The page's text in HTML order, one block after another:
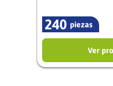
piezas
240
Ver